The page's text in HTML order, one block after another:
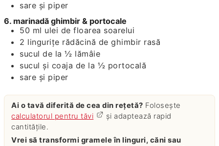
sare și piper
6. marinadă ghimbir & portocale
50 ml ulei de floarea soarelui
2 lingurițe rădăcină de ghimbir rasă
sucul de la ½ lămâie
sucul și coaja de la ½ portocală
sare și piper
Ai o tavă diferită de cea din rețetă? Folosește
calculatorul pentru tăvi
și adaptează rapid
cantitățile.
Vrei să transformi gramele în linguri, căni sau